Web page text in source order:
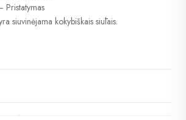
Pristatymas
siuvinėjama kokybiškais siūlais.